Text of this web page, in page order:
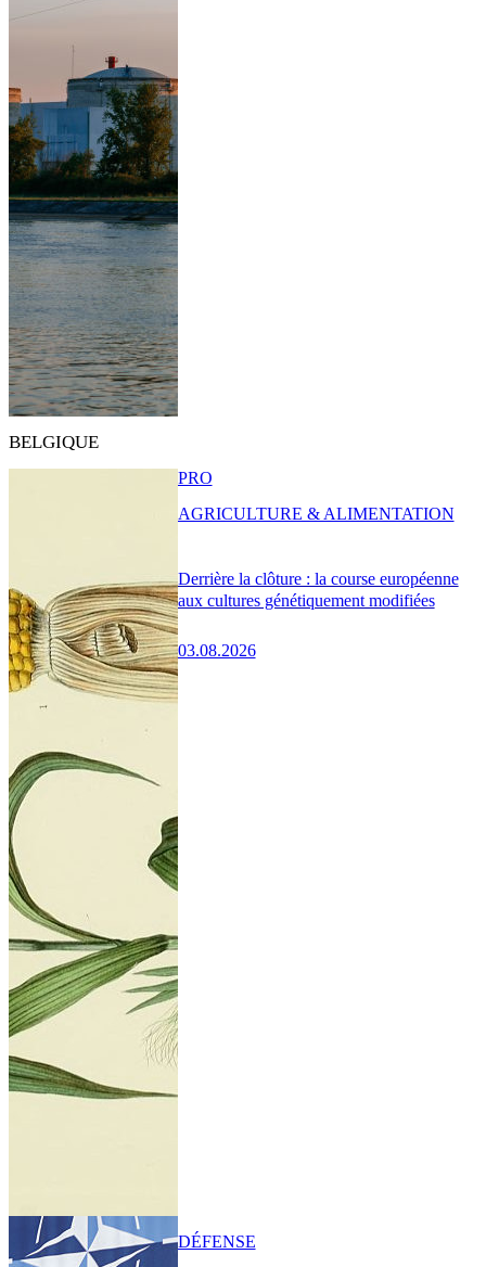
BELGIQUE
Derrière la clôture : la course européenne
aux cultures génétiquement modifiées
03.08.2026
PRO
AGRICULTURE & ALIMENTATION
DÉFENSE